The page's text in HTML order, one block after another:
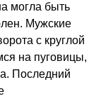
могла быть
Мужские
с круглой
на пуговицы,
Последний